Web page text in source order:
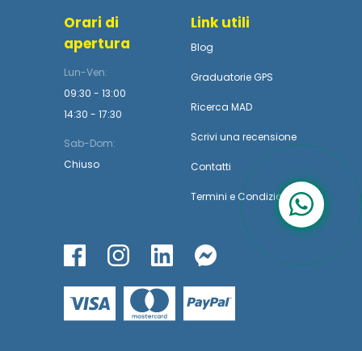
Orari di
apertura
Lun-Ven:
09:30 - 13:00
14:30 - 17:30
Sab-Dom:
Chiuso
Link utili
Blog
Graduatorie GPS
Ricerca MAD
Scrivi una recensione
Contatti
Termini e Condizioni